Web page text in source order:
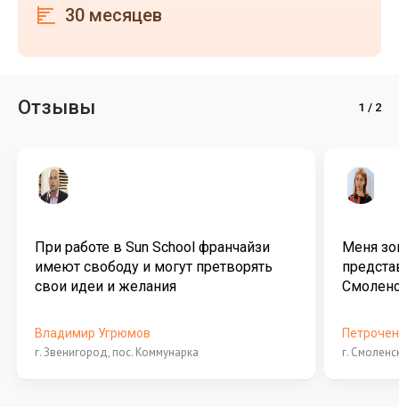
30 месяцев
Отзывы
При работе в Sun School франчайзи
имеют свободу и могут претворять
свои идеи и желания
Владимир Угрюмов
г. Звенигород, пос. Коммунарка
Меня
г.